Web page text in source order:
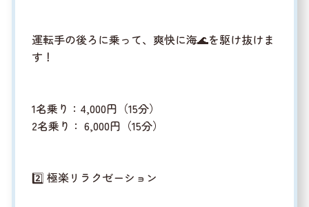
運転手の後ろに乗って、爽快に海🌊を駆け抜けま
す！
1名乗り：4,000円（15分）
2名乗り： 6,000円（15分）
2️⃣ 極楽リラクゼーション